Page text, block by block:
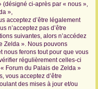
(désigné ci-après par « nous »,
»,
acceptez d’être légalement
n’acceptez pas d’être
suivantes, alors n’accédez
Zelda ». Nous pouvons
nous ferons tout pour que vous
régulièrement celles-ci
Forum du Palais de Zelda »
vous acceptez d’être
des mises à jour et/ou